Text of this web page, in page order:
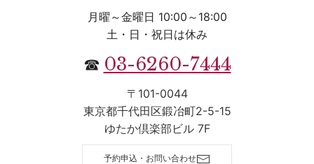
月曜～金曜日 10:00～18:00
土・日・祝日は休み
☎ 03-6260-7444
〒101-0044
東京都千代田区鍛冶町2-5-15
ゆたか倶楽部ビル 7F
予約申込・お問い合わせ